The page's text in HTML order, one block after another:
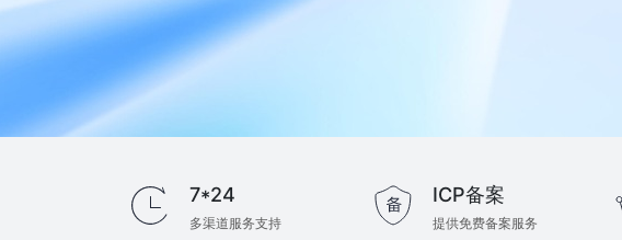
7*24
多渠道服务支持
ICP备案
提供免费备案服务